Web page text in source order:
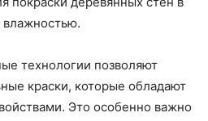
технологии позволяют
краски, которые обладают
Это особенно важно